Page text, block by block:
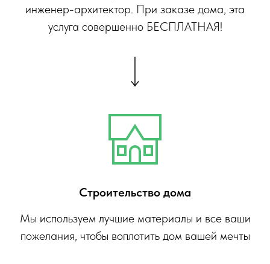
инженер-архитектор. При заказе дома, эта
услуга совершенно БЕСПЛАТНАЯ!
Строительство дома
Мы используем лучшие материалы и все ваши
пожелания, чтобы воплотить дом вашей мечты